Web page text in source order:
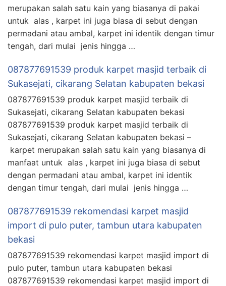
merupakan salah satu kain yang biasanya di pakai
untuk alas , karpet ini juga biasa di sebut dengan
permadani atau ambal, karpet ini identik dengan timur
tengah, dari mulai jenis hingga …
087877691539 produk karpet masjid terbaik di
Sukasejati, cikarang Selatan kabupaten bekasi
087877691539 produk karpet masjid terbaik di
Sukasejati, cikarang Selatan kabupaten bekasi
087877691539 produk karpet masjid terbaik di
Sukasejati, cikarang Selatan kabupaten bekasi –
karpet merupakan salah satu kain yang biasanya di
manfaat untuk alas , karpet ini juga biasa di sebut
dengan permadani atau ambal, karpet ini identik
dengan timur tengah, dari mulai jenis hingga …
087877691539 rekomendasi karpet masjid
import di pulo puter, tambun utara kabupaten
bekasi
087877691539 rekomendasi karpet masjid import di
pulo puter, tambun utara kabupaten bekasi
087877691539 rekomendasi karpet masjid import di